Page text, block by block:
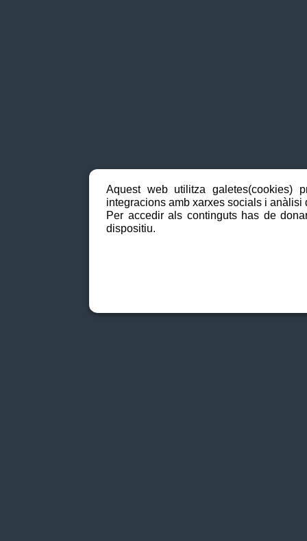
Aquest web utilitza galetes(cookies)
integracions amb xarxes socials i anàlisi
Per accedir als continguts has de
dispositiu.